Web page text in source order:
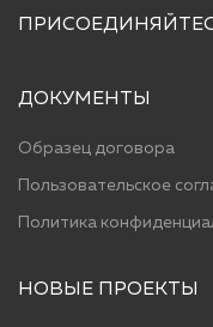
ДОКУМЕНТЫ
Образец договора
Пользовательское
Политика
НОВЫЕ ПРОЕКТЫ